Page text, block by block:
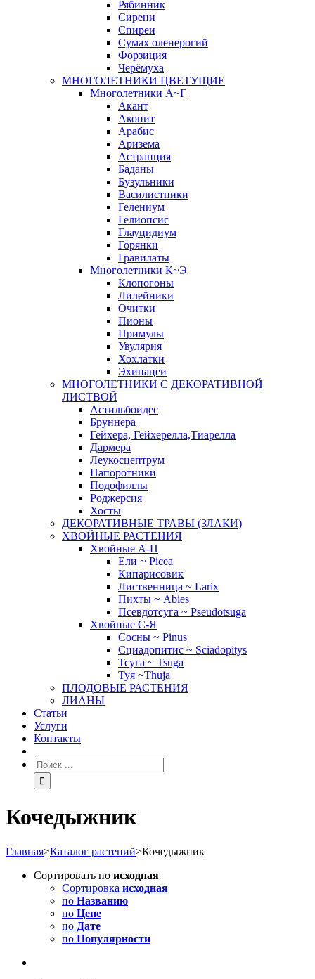
Рябинник
Сирени
Спиреи
Сумах оленерогий
Форзиция
Черёмуха
МНОГОЛЕТНИКИ ЦВЕТУЩИЕ
Многолетники А~Г
Акант
Аконит
Арабис
Аризема
Астранция
Баданы
Бузульники
Василистники
Гелениум
Гелиопсис
Глауцидиум
Горянки
Гравилаты
Многолетники К~Э
Клопогоны
Лилейники
Очитки
Пионы
Примулы
Увулярия
Хохлатки
Эхинацеи
МНОГОЛЕТНИКИ С ДЕКОРАТИВНОЙ
ЛИСТВОЙ
Астильбоидес
Бруннера
Гейхера, Гейхерелла,Тиарелла
Дармера
Леукосцептрум
Папоротники
Подофиллы
Роджерсия
Хосты
ДЕКОРАТИВНЫЕ ТРАВЫ (ЗЛАКИ)
ХВОЙНЫЕ РАСТЕНИЯ
Хвойные А-П
Ели ~ Picea
Кипарисовик
Лиственница ~ Larix
Пихты ~ Abies
Псевдотсуга ~ Pseudotsuga
Хвойные С-Я
Сосны ~ Pinus
Сциадопитис ~ Sciadopitys
Тсуга ~ Tsuga
Туя ~Thuja
ПЛОДОВЫЕ РАСТЕНИЯ
ЛИАНЫ
Статьи
Услуги
Контакты
Кочедыжник
Главная>Каталог растений>Кочедыжник
Сортировать по исходная
Сортировка исходная
по Названию
по Цене
по Дате
по Популярности